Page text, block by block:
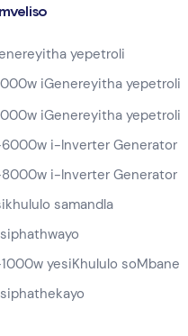
yepetroli
iGenereyitha yepetroli
iGenereyitha yepetroli
i-Inverter Generator
i-Inverter Generator
samandla
yesiKhululo soMbane